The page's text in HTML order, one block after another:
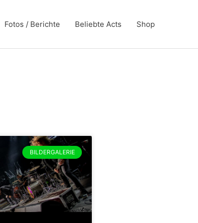
Fotos / Berichte Beliebte Acts Shop
BILDERGALERIE